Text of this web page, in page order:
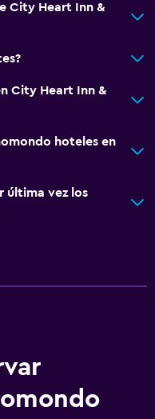
City Heart Inn &
City Heart Inn &
hoteles en
última vez los